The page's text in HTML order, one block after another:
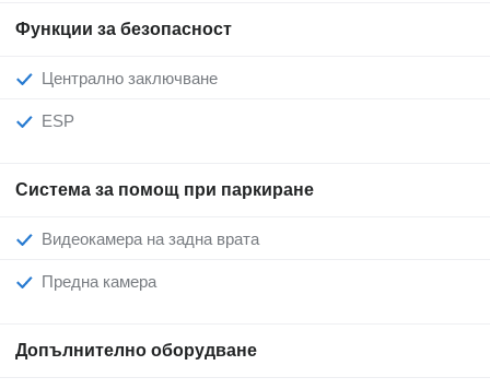
Функции за безопасност
Централно заключване
ESP
Система за помощ при паркиране
Видеокамера на задна врата
Предна камера
Допълнително оборудване